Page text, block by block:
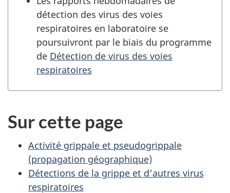
détection des virus des voies
respiratoires en laboratoire se
poursuivront par le biais du programme
de Détection de virus des voies
respiratoires
Sur cette page
Activité grippale et pseudogrippale
(propagation géographique)
Détections de la grippe et d'autres virus
respiratoires